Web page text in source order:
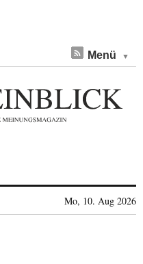
Menü
Mo, 10. Aug 2026